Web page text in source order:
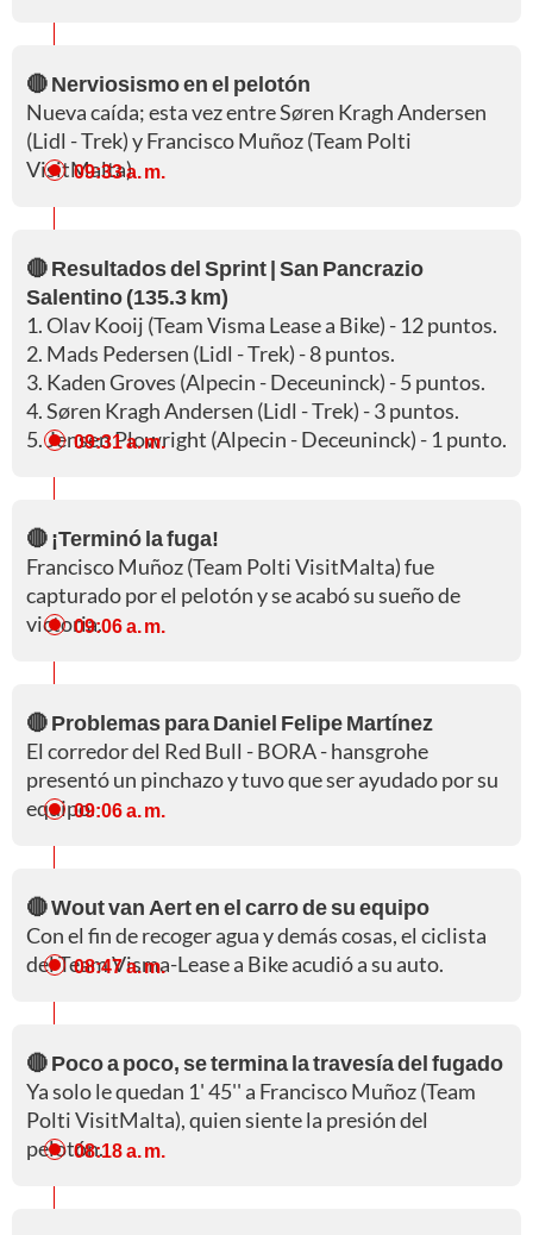
🔴 Nerviosismo en el pelotón
Nueva caída; esta vez entre Søren Kragh Andersen
(Lidl - Trek) y Francisco Muñoz (Team Polti
VisitMalta).
09:33 a. m.
🔴 Resultados del Sprint | San Pancrazio
Salentino (135.3 km)
1. Olav Kooij (Team Visma Lease a Bike) - 12 puntos.
2. Mads Pedersen (Lidl - Trek) - 8 puntos.
3. Kaden Groves (Alpecin - Deceuninck) - 5 puntos.
4. Søren Kragh Andersen (Lidl - Trek) - 3 puntos.
5. Jensen Plowright (Alpecin - Deceuninck) - 1 punto.
09:31 a. m.
🔴 ¡Terminó la fuga!
Francisco Muñoz (Team Polti VisitMalta) fue
capturado por el pelotón y se acabó su sueño de
victoria.09:06 a. m.
🔴 Problemas para Daniel Felipe Martínez
El corredor del Red Bull - BORA - hansgrohe
presentó un pinchazo y tuvo que ser ayudado por su
equipo.09:06 a. m.
🔴 Wout van Aert en el carro de su equipo
Con el fin de recoger agua y demás cosas, el ciclista
del Team Visma-Lease a Bike acudió a su auto.
08:47 a. m.
🔴 Poco a poco, se termina la travesía del fugado
Ya solo le quedan 1' 45'' a Francisco Muñoz (Team
Polti VisitMalta), quien siente la presión del
pelotón.08:18 a. m.